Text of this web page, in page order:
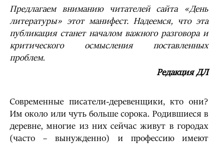
Предлагаем вниманию читателей сайта «День
литературы» этот манифест. Надеемся, что эта
публикация станет началом важного разговора и
критического осмысления поставленных
проблем.
Редакция ДЛ
Современные писатели-деревенщики, кто они?
Им около или чуть больше сорока. Родившиеся в
деревне, многие из них сейчас живут в городах
(часто – вынужденно) и профессию имеют